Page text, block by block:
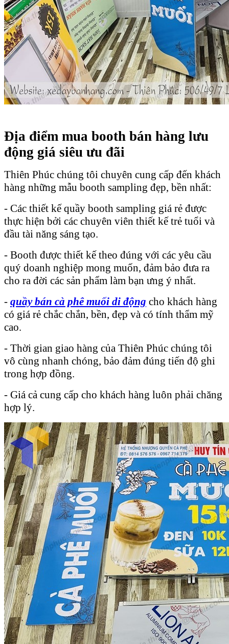
Địa điểm mua booth bán hàng lưu
động giá siêu ưu đãi
Thiên Phúc chúng tôi chuyên cung cấp đến khách
hàng những mẫu booth sampling đẹp, bền nhất:
- Các thiết kế quầy booth sampling giá rẻ được
thực hiện bởi các chuyên viên thiết kế trẻ tuổi và
đầu tài năng sáng tạo.
- Booth được thiết kế theo đúng với các yêu cầu
quý doanh nghiệp mong muốn, đảm bảo đưa ra
cho ra đời các sản phẩm làm bạn ưng ý nhất.
- quầy bán cà phê muối di động cho khách hàng
có giá rẻ chắc chắn, bền, đẹp và có tính thẩm mỹ
cao.
- Thời gian giao hàng của Thiên Phúc chúng tôi
vô cùng nhanh chóng, bảo đảm đúng tiến độ ghi
trong hợp đồng.
- Giá cả cung cấp cho khách hàng luôn phải chăng
hợp lý.